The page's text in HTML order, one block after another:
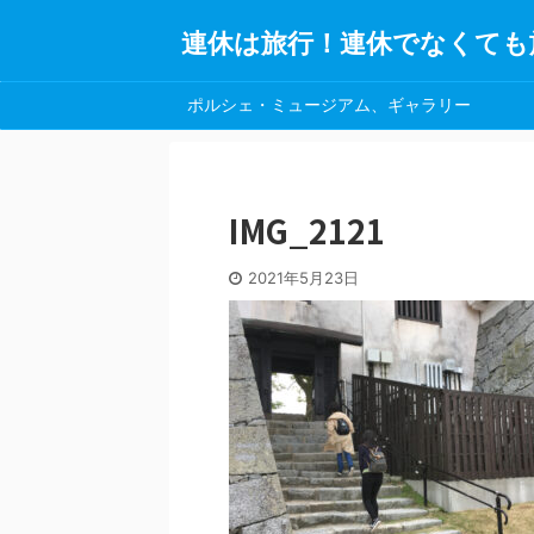
連休は旅行！連休でなくて
ポルシェ・ミュージアム、ギャラリー
IMG_2121
2021年5月23日